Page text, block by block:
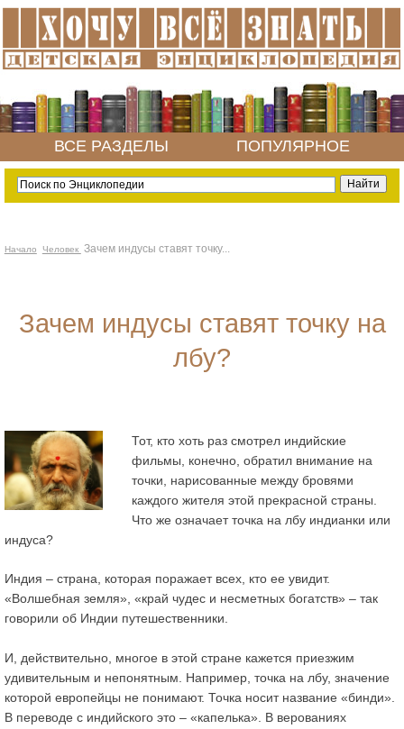
ВСЕ РАЗДЕЛЫ ПОПУЛЯРНОЕ
Начало Человек Зачем индусы ставят точку...
Зачем индусы ставят точку на
лбу?
Тот, кто хоть раз смотрел индийские
фильмы, конечно, обратил внимание на
точки, нарисованные между бровями
каждого жителя этой прекрасной страны.
Что же означает точка на лбу индианки или
индуса?
Индия – страна, которая поражает всех, кто ее увидит.
«Волшебная земля», «край чудес и несметных богатств» – так
говорили об Индии путешественники.
И, действительно, многое в этой стране кажется приезжим
удивительным и непонятным. Например, точка на лбу, значение
которой европейцы не понимают. Точка носит название «бинди».
В переводе с индийского это – «капелька». В верованиях